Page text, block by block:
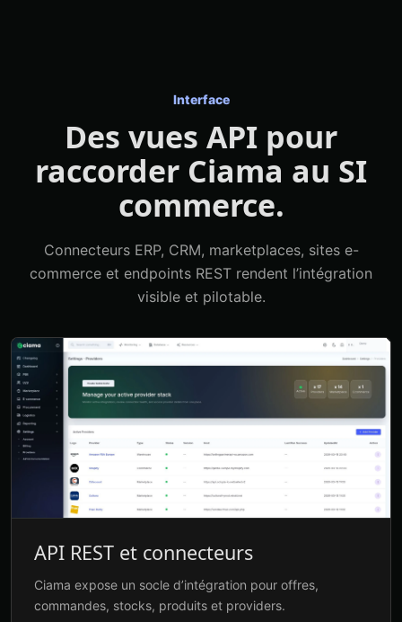
Interface
Des vues API pour
raccorder Ciama au SI
commerce.
Connecteurs ERP, CRM, marketplaces, sites e-
commerce et endpoints REST rendent l’intégration
visible et pilotable.
API REST et connecteurs
Ciama expose un socle d’intégration pour offres,
commandes, stocks, produits et providers.